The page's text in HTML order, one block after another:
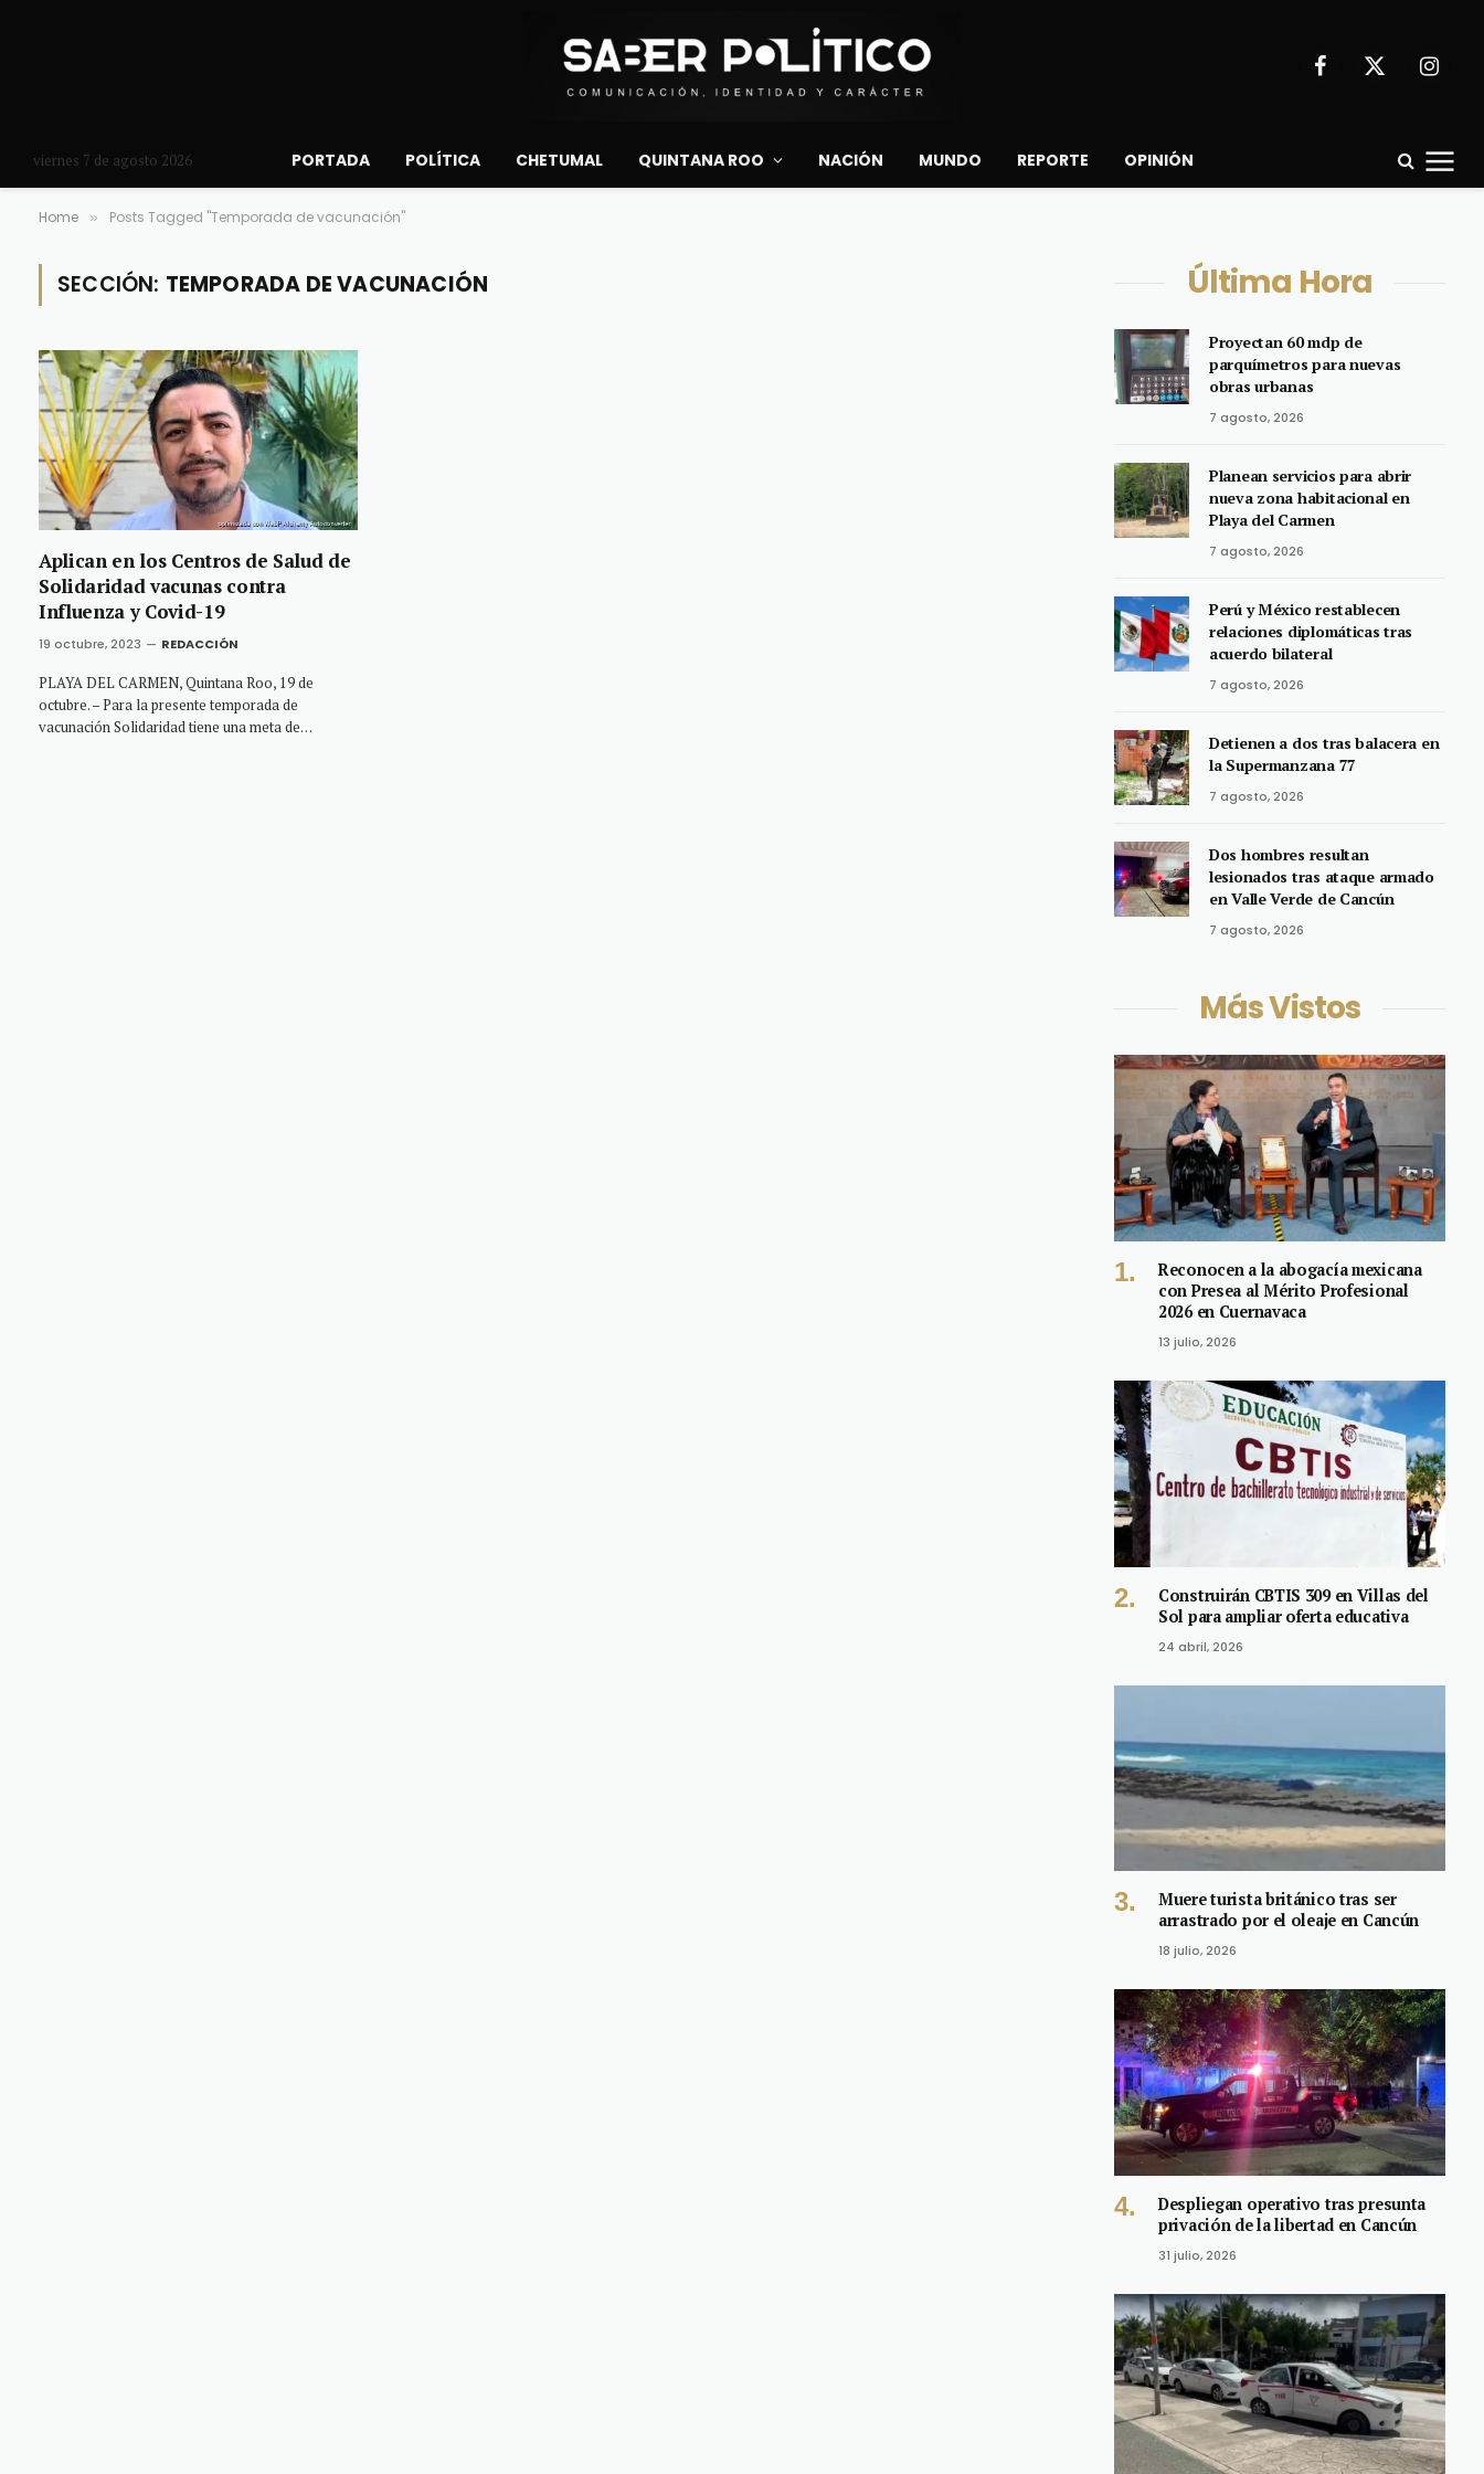
Facebook
X
viernes 7 de agosto 2026 PORTADA POLÍTICA CHETUMAL QUINTANA ROO NACIÓN MUNDO REPORTE OPINIÓN
Home » Posts Tagged "Temporada de vacunación"
SECCIÓN: TEMPORADA DE VACUNACIÓN
Aplican en los Centros de Salud de
Solidaridad vacunas contra
Influenza y Covid-19
19 octubre, 2023 REDACCIÓN
PLAYA DEL CARMEN, Quintana Roo, 19 de
octubre. – Para la presente temporada de
vacunación Solidaridad tiene una meta de…
Última Hora
Proyectan 60 mdp de
parquímetros para nuevas
obras urbanas
7 agosto, 2026
Planean servicios para abrir
nueva zona habitacional en
Playa del Carmen
7 agosto, 2026
Perú y México restablecen
relaciones diplomáticas tras
acuerdo bilateral
7 agosto, 2026
Detienen a dos tras balacera en
la Supermanzana 77
7 agosto, 2026
Dos hombres resultan
lesionados tras ataque armado
en Valle Verde de Cancún
7 agosto, 2026
Más Vistos
Reconocen a la abogacía mexicana
con Presea al Mérito Profesional
2026 en Cuernavaca
13 julio, 2026
Construirán CBTIS 309 en Villas del
Sol para ampliar oferta educativa
24 abril, 2026
Muere turista británico tras ser
arrastrado por el oleaje en Cancún
18 julio, 2026
Despliegan operativo tras presunta
privación de la libertad en Cancún
31 julio, 2026